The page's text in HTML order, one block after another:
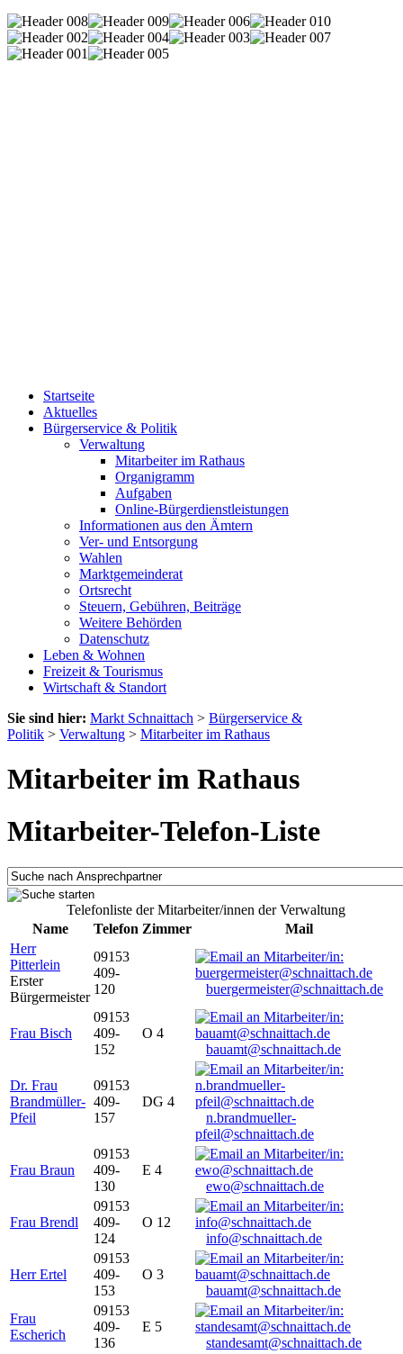
Startseite
Aktuelles
Bürgerservice & Politik
Verwaltung
Mitarbeiter im Rathaus
Organigramm
Aufgaben
Online-Bürgerdienstleistungen
Informationen aus den Ämtern
Ver- und Entsorgung
Wahlen
Marktgemeinderat
Ortsrecht
Steuern, Gebühren, Beiträge
Weitere Behörden
Datenschutz
Leben & Wohnen
Freizeit & Tourismus
Wirtschaft & Standort
Sie sind hier: Markt Schnaittach > Bürgerservice &
Politik > Verwaltung > Mitarbeiter im Rathaus
Mitarbeiter im Rathaus
Mitarbeiter-Telefon-Liste
Telefonliste der Mitarbeiter/innen der Verwaltung
Name
Telefon Zimmer
Mail
Herr
Pitterlein
Erster
Bürgermeister
09153
409-
120
buergermeister@schnaittach.de
Frau Bisch
09153
409-
152
O 4
bauamt@schnaittach.de
Dr. Frau
Brandmüller-
Pfeil
09153
409-
157
DG 4
n.brandmueller-
pfeil@schnaittach.de
Frau Braun
09153
409-
130
E 4
ewo@schnaittach.de
Frau Brendl
09153
409-
124
O 12
info@schnaittach.de
Herr Ertel
09153
409-
153
O 3
bauamt@schnaittach.de
Frau
Escherich
09153
409-
136
E 5
standesamt@schnaittach.de